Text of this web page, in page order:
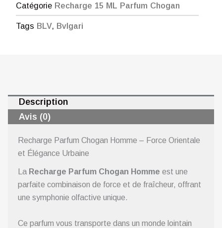
Catégorie Recharge 15 ML Parfum Chogan
Tags BLV, Bvlgari
Description
Avis (0)
Recharge Parfum Chogan Homme – Force Orientale
et Élégance Urbaine
La Recharge Parfum Chogan Homme est une
parfaite combinaison de force et de fraîcheur, offrant
une symphonie olfactive unique.
Ce parfum vous transporte dans un monde lointain